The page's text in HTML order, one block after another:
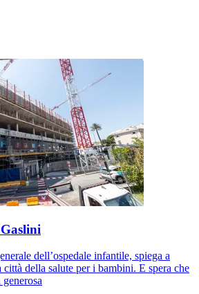
dell’ospedale infantile, spiega a
della salute per i bambini. E spera che